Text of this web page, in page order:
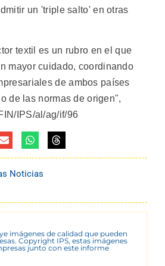
un 'triple salto' en otras
textil es un rubro en el que
mayor cuidado, coordinando
de ambos países
de las normas de origen",
IPS/al/ag/if/96
Noticias
imágenes de calidad que pueden
Copyright IPS, estas imágenes
junto con este informe